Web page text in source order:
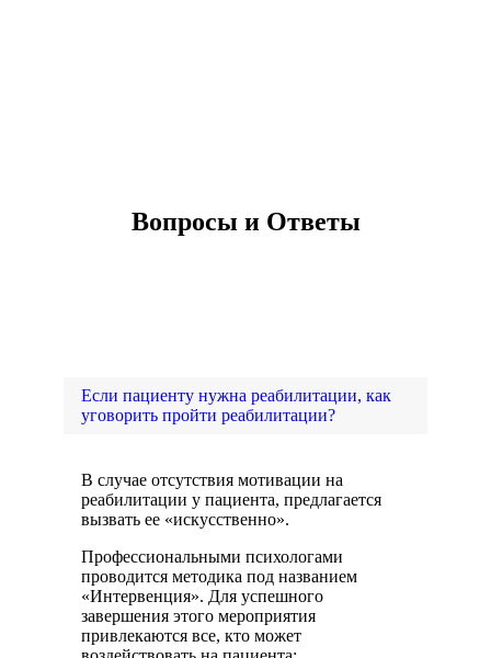
Вопросы и Ответы
Если пациенту нужна реабилитации, как
уговорить пройти реабилитации?
В случае отсутствия мотивации на
реабилитации у пациента, предлагается
вызвать ее «искусственно».
Профессиональными психологами
проводится методика под названием
«Интервенция». Для успешного
завершения этого мероприятия
привлекаются все, кто может